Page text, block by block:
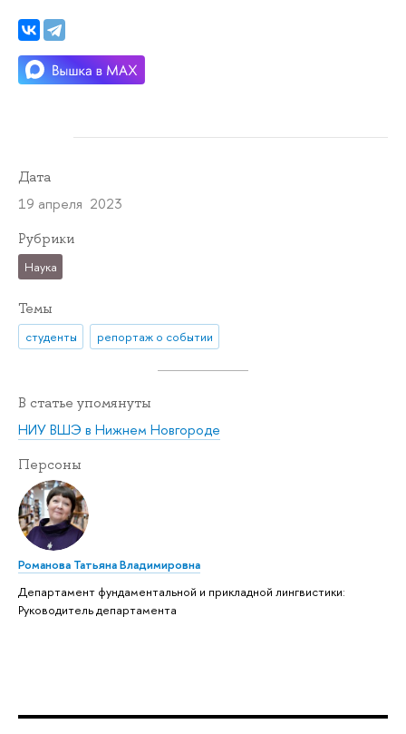
Дата
19 апреля 2023
Рубрики
Наука
Темы
студенты репортаж о событии
В статье упомянуты
НИУ ВШЭ в Нижнем Новгороде
Персоны
Романова Татьяна Владимировна
Департамент фундаментальной и прикладной лингвистики:
Руководитель департамента